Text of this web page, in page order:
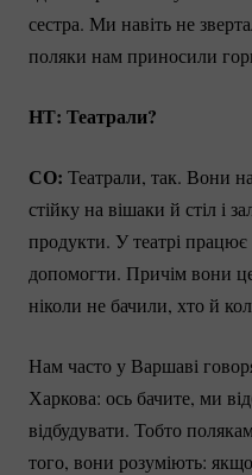
сестра. Ми навіть не
поляки нам приносили
НТ: Театрали?
СО: Театрали, так. Вони
стійку на вішаки й стіл і
продукти. У театрі
допомогти. Причім вони
ніколи не бачили, хто й
Нам часто у Варшаві
Харкова: ось бачите, ми
відбудувати. Тобто
того, вони розуміють: